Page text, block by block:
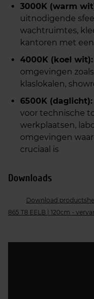
3000K (warm
uitnodigende
wachtruimtes,
kantoren met
4000K (koel wit):
omgevingen
klaslokalen,
6500K (daglicht):
voor technische
werkplaatsen,
omgevingen
cruciaal is
Downloads
Download
865 T8 EELB | 120cm -